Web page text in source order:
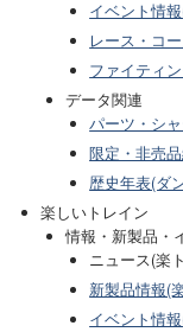
イベント情
レース・コ
ファイティ
データ関連
パーツ・シ
限定・非売
歴史年表(ダ
楽しいトレイン
情報・新製品・
ニュース(楽
新製品情報(
イベント情